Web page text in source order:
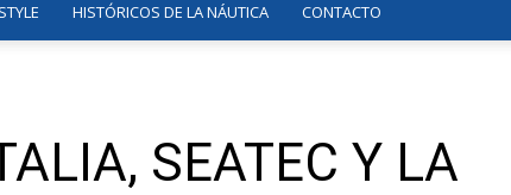
HISTÓRICOS DE LA NÁUTICA CONTACTO
SEATEC Y LA